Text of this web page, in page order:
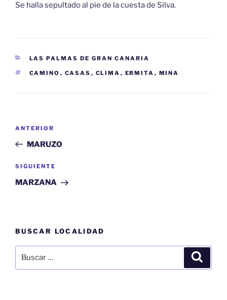
Se halla sepultado al pie de la cuesta de Silva.
CATEGORÍAS
LAS PALMAS DE GRAN CANARIA
ETIQUETAS
CAMINO , CASAS , CLIMA , ERMITA , MINA
entradas
Entrada
anterior:
ANTERIOR
MARUZO
Siguiente
entrada
SIGUIENTE
MARZANA
BUSCAR LOCALIDAD
por: